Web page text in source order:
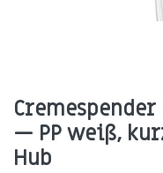
— PP weiß,
Hub